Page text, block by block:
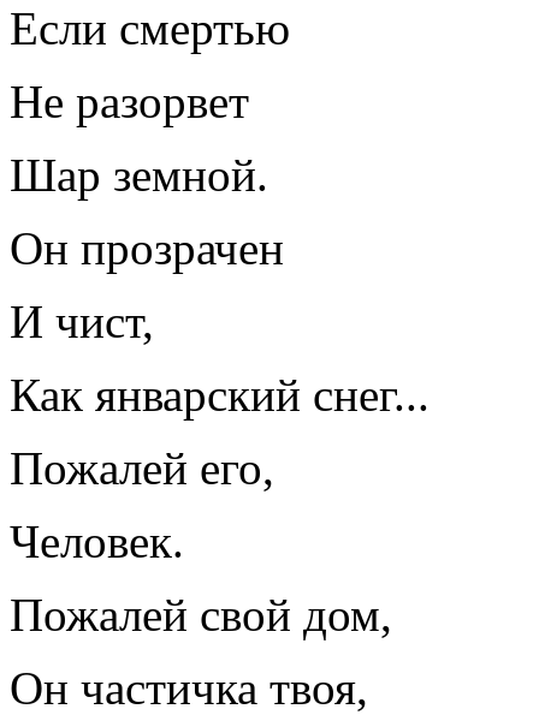
Если смертью
Не разорвет
Шар земной.
Он прозрачен
И чист,
Как январский снег...
Пожалей его,
Человек.
Пожалей свой дом,
Он частичка твоя,